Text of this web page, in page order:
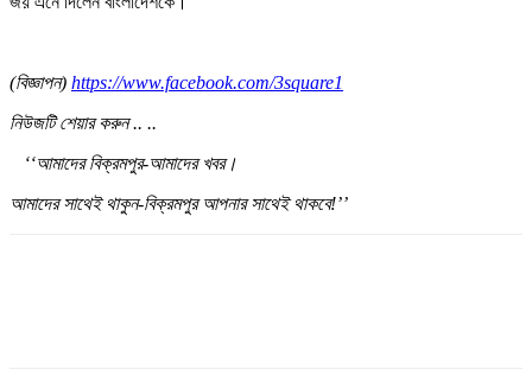
(বিজ্ঞাপন) https://www.facebook.com/3square1
নিউজটি শেয়ার করুন .. ..
‘‘আমাদের বিক্রমপুর-আমাদের খবর।
আমাদের সাথেই থাকুন-বিক্রমপুর আপনার সাথেই থাকবে!’’